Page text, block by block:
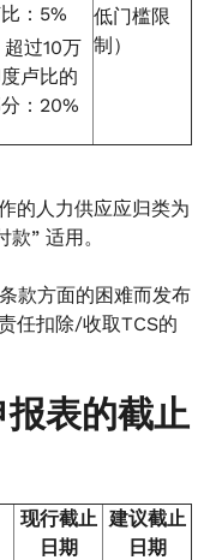
：5%
超过10万
卢比的
：20%
低门槛限
制）
的人力供应应归类为
” 适用。
款方面的困难而发布
任扣除/收取TCS的
表的截止
现行截止
日期
建议截止
日期